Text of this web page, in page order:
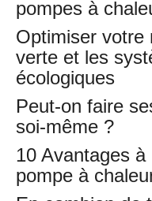
pompes à
Optimiser votre
verte et les
écologiques
Peut-on faire
soi-même ?
10 Avantages à
pompe à